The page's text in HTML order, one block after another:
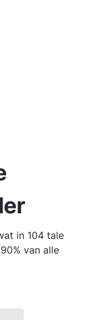
in 104 tale
van alle